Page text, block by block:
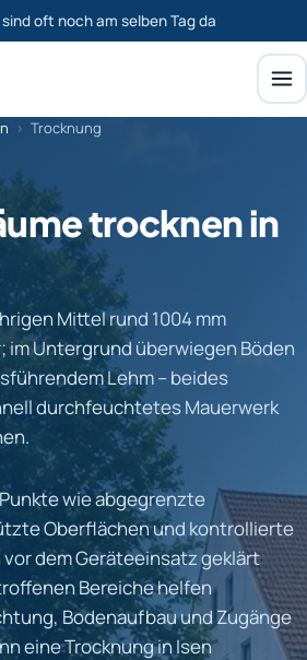
oft noch am selben Tag da
› Trocknung
trocknen in
Mittel rund 1004 mm
im Untergrund überwiegen Böden
Lehm – beides
durchfeuchtetes Mauerwerk
wie abgegrenzte
Oberflächen und kontrollierte
dem Geräteeinsatz geklärt
Bereiche helfen
Bodenaufbau und Zugänge
eine Trocknung in Isen